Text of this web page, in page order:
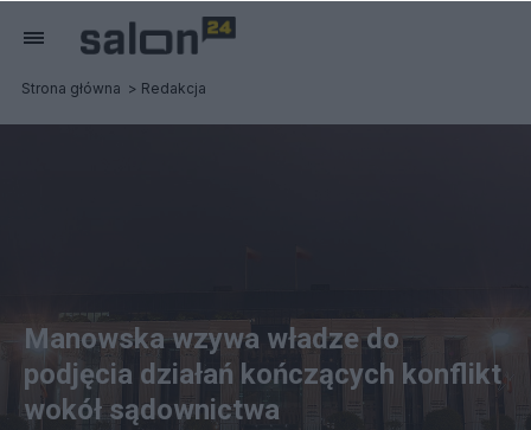
Strona główna Redakcja
Manowska wzywa władze do
podjęcia działań kończących konflikt
wokół sądownictwa